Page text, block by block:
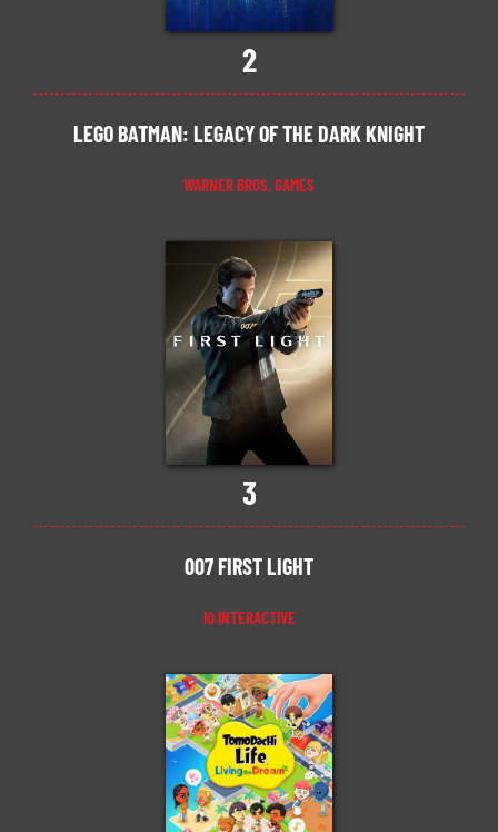
2
LEGO BATMAN: LEGACY OF THE DARK KNIGHT
WARNER BROS. GAMES
3
007 FIRST LIGHT
IO INTERACTIVE